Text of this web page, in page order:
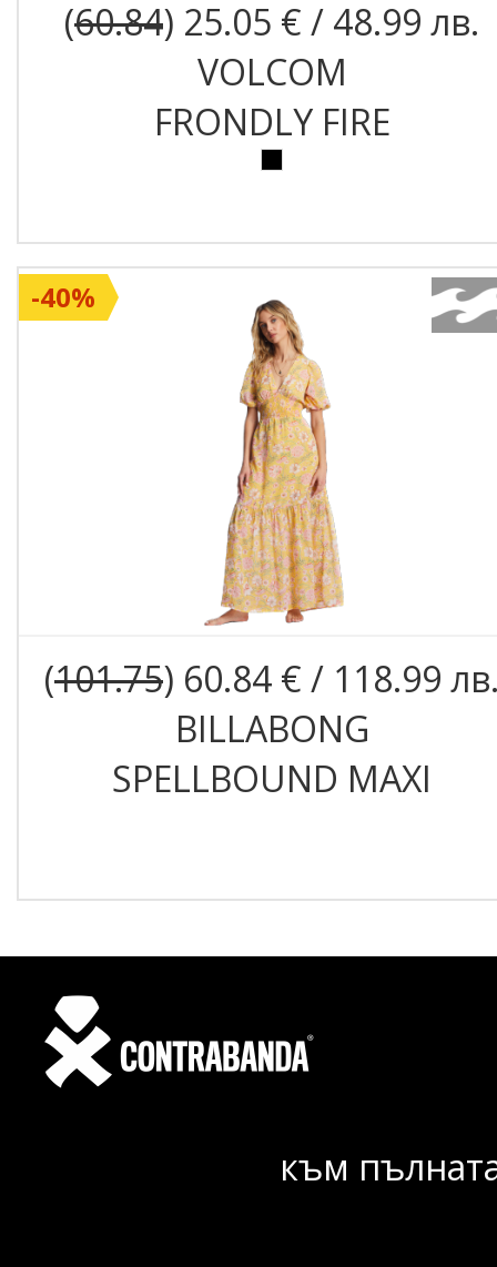
(60.84) 25.05 € / 48.99 лв.
VOLCOM
FRONDLY FIRE
(101.75) 60.84 € / 118.99
BILLABONG
SPELLBOUND MAXI
-40%
към